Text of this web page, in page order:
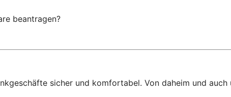
beantragen?
sicher und komfortabel. Von daheim und auch